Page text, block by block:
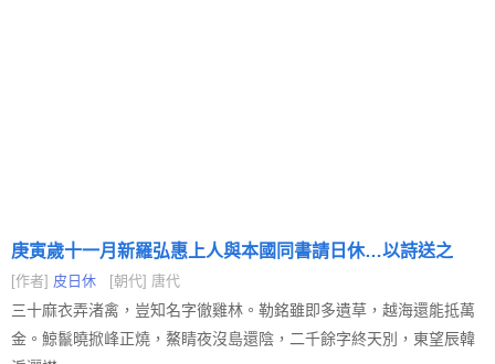
庚寅歲十一月新羅弘惠上人與本國同書請日休…以詩送之
[作者] 皮日休 [朝代] 唐代
三十麻衣弄渚禽，豈知名字徹雞林。勒銘雖即多遺草，越海還能抵萬
金。鯨鬣曉掀峰正燒，鰲睛夜沒島還陰，二千餘字終天別，東望辰韓